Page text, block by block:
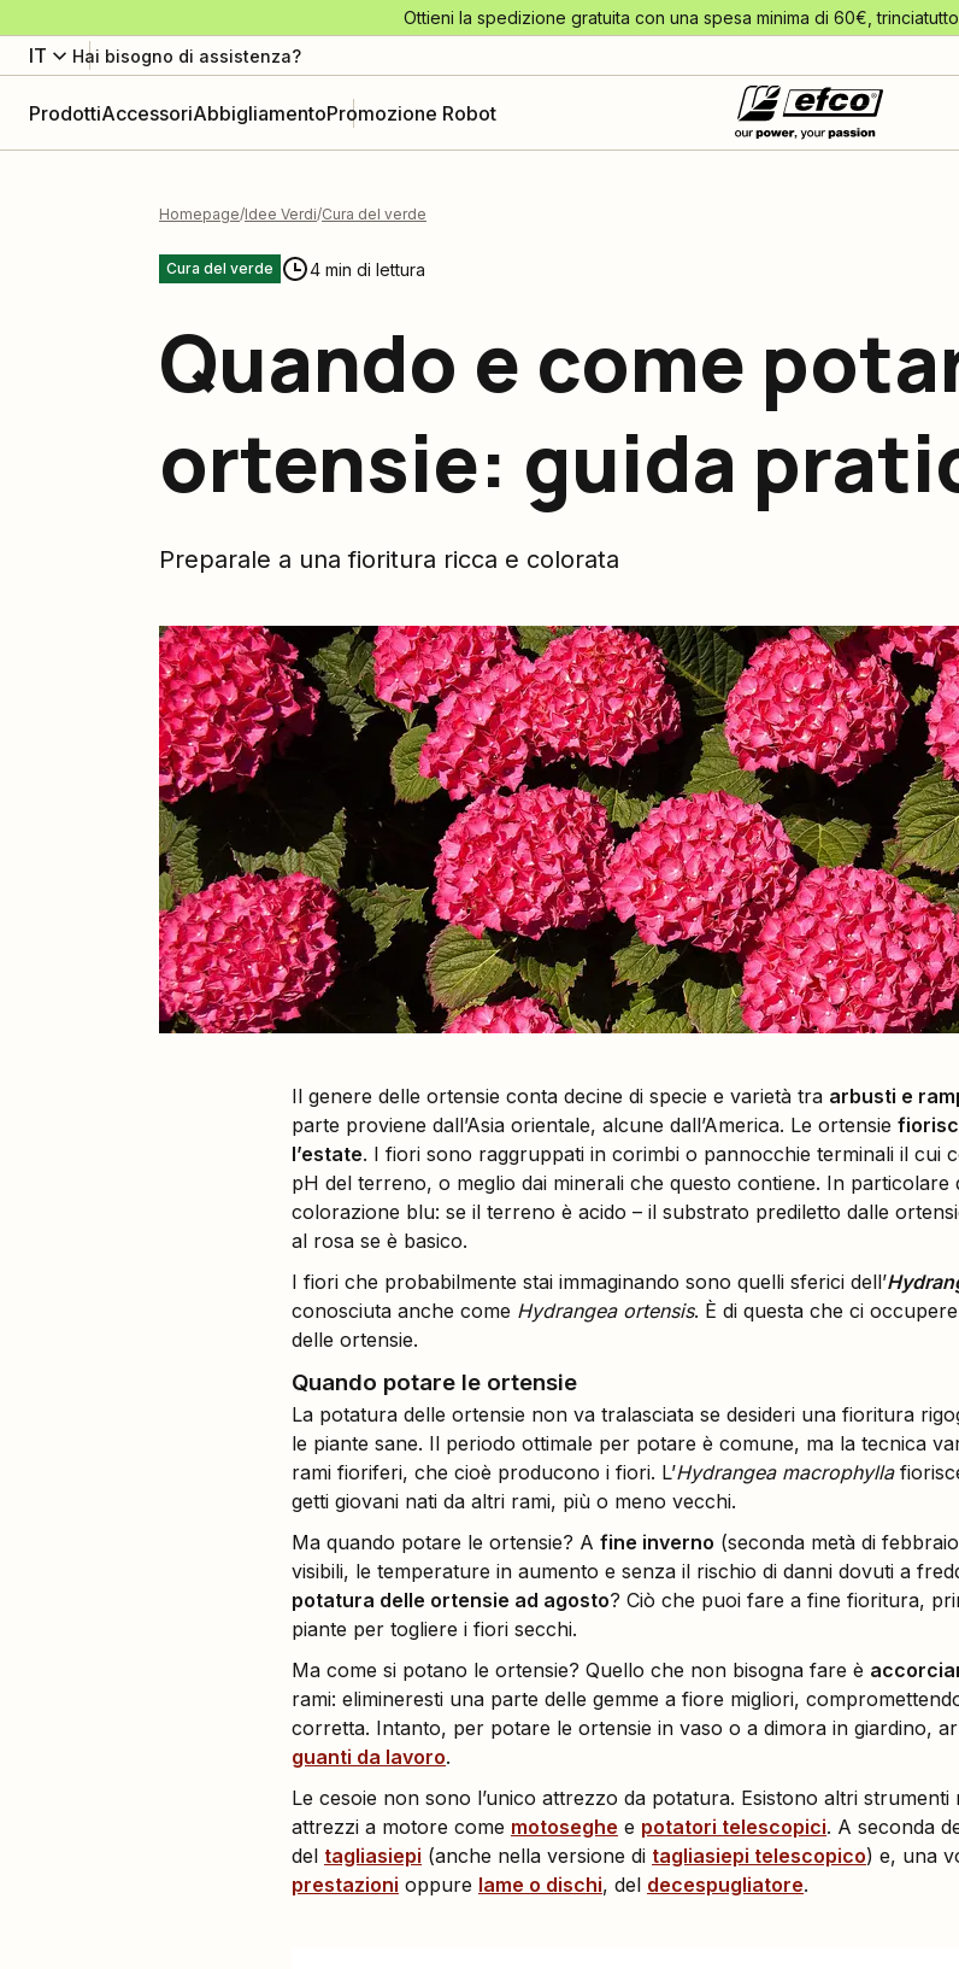
Ottieni la spedizione gratuita con una spesa minima di 60€,
IT Hai bisogno di assistenza?
ProdottiAccessoriAbbigliamentoPromozione Robot
Homepage Idee Verdi Cura del verde
Cura del verde 4 min di lettura
Quando e come
ortensie: guida
Preparale a una fioritura ricca e colorata
Il genere delle ortensie conta decine di specie e varietà tra arbusti e
parte proviene dall’Asia orientale, alcune dall’America. Le ortensie
l’estate. I fiori sono raggruppati in corimbi o pannocchie terminali il cui
pH del terreno, o meglio dai minerali che questo contiene. In particolare
colorazione blu: se il terreno è acido – il substrato prediletto dalle
al rosa se è basico.
I fiori che probabilmente stai immaginando sono quelli sferici dell’
conosciuta anche come Hydrangea ortensis. È di questa che ci
delle ortensie.
Quando potare le ortensie
La potatura delle ortensie non va tralasciata se desideri una fioritura
le piante sane. Il periodo ottimale per potare è comune, ma la tecnica
rami fioriferi, che cioè producono i fiori. L’Hydrangea macrophylla
getti giovani nati da altri rami, più o meno vecchi.
Ma quando potare le ortensie? A fine inverno (seconda metà di
visibili, le temperature in aumento e senza il rischio di danni dovuti a
potatura delle ortensie ad agosto? Ciò che puoi fare a fine fioritura,
piante per togliere i fiori secchi.
Ma come si potano le ortensie? Quello che non bisogna fare è
rami: elimineresti una parte delle gemme a fiore migliori,
corretta. Intanto, per potare le ortensie in vaso o a dimora in giardino,
guanti da lavoro.
Le cesoie non sono l’unico attrezzo da potatura. Esistono altri
attrezzi a motore come motoseghe e potatori telescopici. A seconda
del tagliasiepi (anche nella versione di tagliasiepi telescopico) e, una
prestazioni oppure lame o dischi, del decespugliatore.